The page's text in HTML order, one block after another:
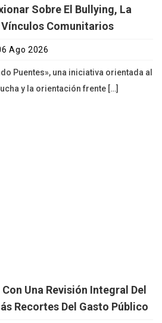
Sobre El Bullying, La
Comunitarios
Ago 2026
Puentes», una iniciativa orientada al
y la orientación frente […]
Una Revisión Integral Del
Recortes Del Gasto Público